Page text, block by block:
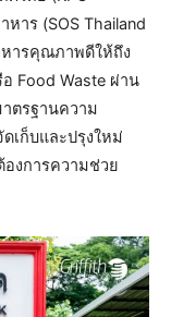
าร (SOS Thailand
หารคุณภาพดีให้ถึง
Food Waste ผ่าน
ตรฐานความ
เก็บและปรุงใหม่
งการความช่วย